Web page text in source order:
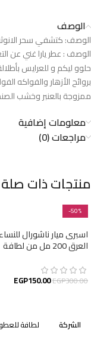
الوصف
الوصف: كتشفي سحر
الوصف : عطر يارا غني عن
حلوو ليكم و للعرايس
بروائح الأزهار والفواكه
ممزوجة بالعنبر وخشب
معلومات إضافية
مراجعات (0)
منتجات ذات صلة
-50%
اسبرى ميار ناشورال
العرق 200 مل من لطافة
EGP300.00
EGP150.00
الشركة لطافة